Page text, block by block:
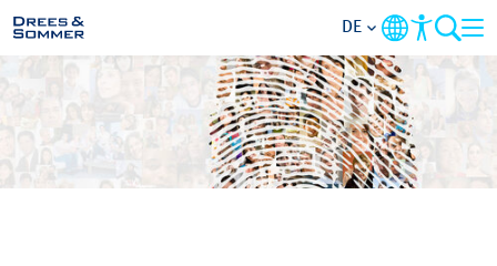
MARKETS
SERVICES
DE